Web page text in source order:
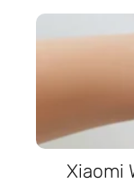
Xiaomi